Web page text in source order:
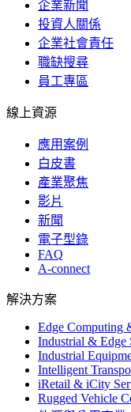
企業新聞
投資人關係
企業社會責任
職缺搜尋
員工專區
線上資源
應用案例
白皮書
產業聚焦
影片
新聞
電子型錄
FAQ
A-connect
解決方案
Edge Computing
Industrial & Edge
Industrial
Intelligent
iRetail & iCity
Rugged Vehicle